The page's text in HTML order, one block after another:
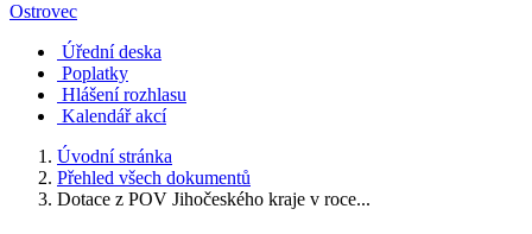
Ostrovec
Úřední deska
Poplatky
Hlášení rozhlasu
Kalendář akcí
Úvodní stránka
Přehled všech dokumentů
Dotace z POV Jihočeského kraje v roce...